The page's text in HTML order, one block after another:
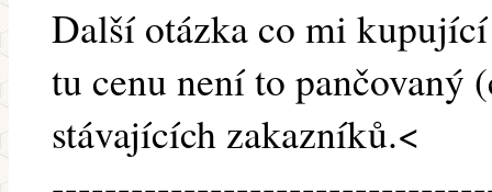
Další otázka co mi
tu cenu není to pančovaný
stávajících zakazníků.<